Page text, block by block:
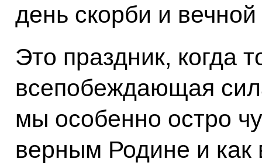
день скорби и
Это праздник, когда
всепобеждающая
мы особенно остро
верным Родине и как